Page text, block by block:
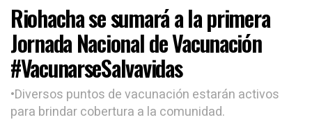
Riohacha se sumará a la primera
Jornada Nacional de Vacunación
#VacunarseSalvavidas
•Diversos puntos de vacunación estarán activos
para brindar cobertura a la comunidad.